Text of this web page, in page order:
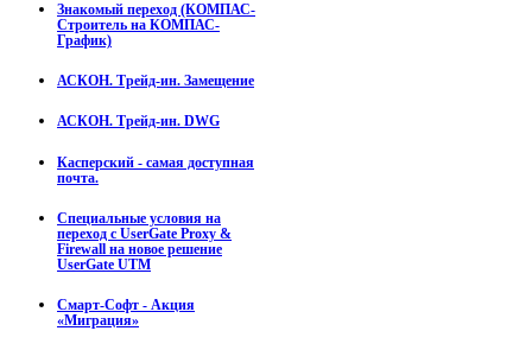
Знакомый переход (КОМПАС-
Строитель на КОМПАС-
График)
АСКОН. Трейд-ин. Замещение
АСКОН. Трейд-ин. DWG
Касперский - самая доступная
почта.
Специальные условия на
переход с UserGate Proxy &
Firewall на новое решение
UserGate UTM
Смарт-Софт - Акция
«Миграция»